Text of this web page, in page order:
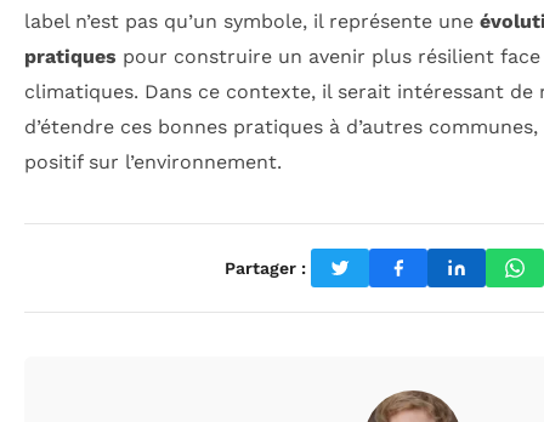
label n’est pas qu’un symbole, il représente une
pratiques pour construire un avenir plus résilient
climatiques. Dans ce contexte, il serait intéressant de
d’étendre ces bonnes pratiques à d’autres
positif sur l’environnement.
Partager :